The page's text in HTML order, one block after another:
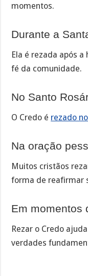
momentos.
Durante a
Ela é rezada após
fé da comunidade.
No Santo
O Credo é rezado
Na oração
Muitos cristãos
forma de reafirmar
Em momentos
Rezar o Credo
verdades